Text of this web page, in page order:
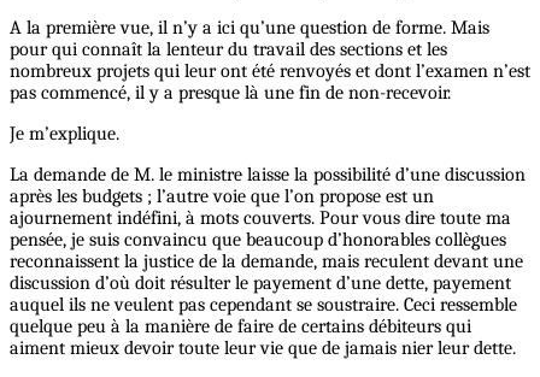
A la première vue, il n’y a ici qu’une question de forme. Mais
pour qui connaît la lenteur du travail des sections et les
nombreux projets qui leur ont été renvoyés et dont l’examen n’est
pas commencé, il y a presque là une fin de non-recevoir.
Je m’explique.
La demande de M. le ministre laisse la possibilité d’une discussion
après les budgets ; l’autre voie que l’on propose est un
ajournement indéfini, à mots couverts. Pour vous dire toute ma
pensée, je suis convaincu que beaucoup d’honorables collègues
reconnaissent la justice de la demande, mais reculent devant une
discussion d’où doit résulter le payement d’une dette, payement
auquel ils ne veulent pas cependant se soustraire. Ceci ressemble
quelque peu à la manière de faire de certains débiteurs qui
aiment mieux devoir toute leur vie que de jamais nier leur dette.